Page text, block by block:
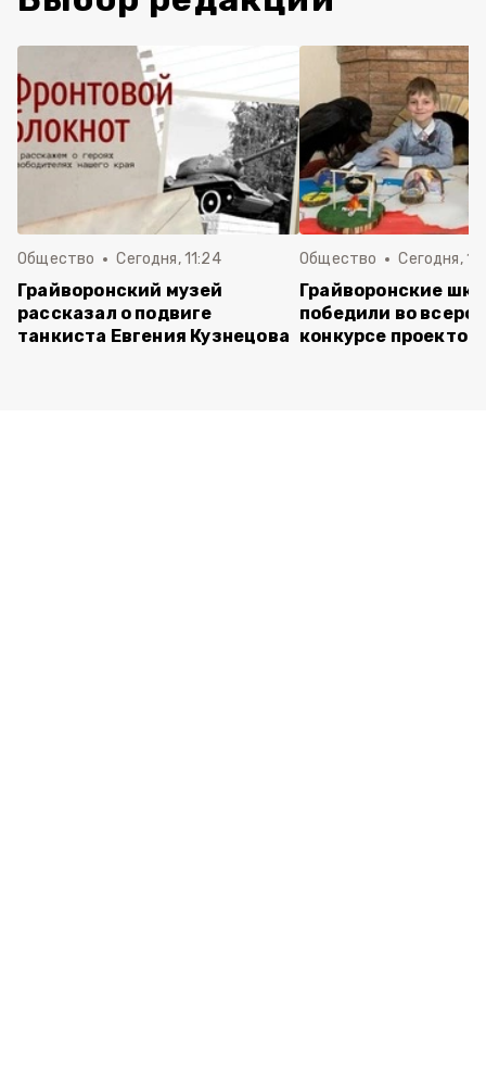
Общество Сегодня, 11:24
Грайворонский музей
рассказал о подвиге
танкиста Евгения Кузнецова
Общество Сегодня,
Грайворонские
победили во
конкурсе проектов